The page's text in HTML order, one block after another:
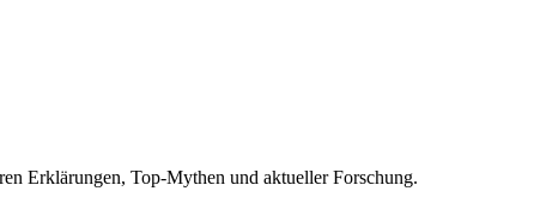
Erklärungen, Top-Mythen und aktueller Forschung.